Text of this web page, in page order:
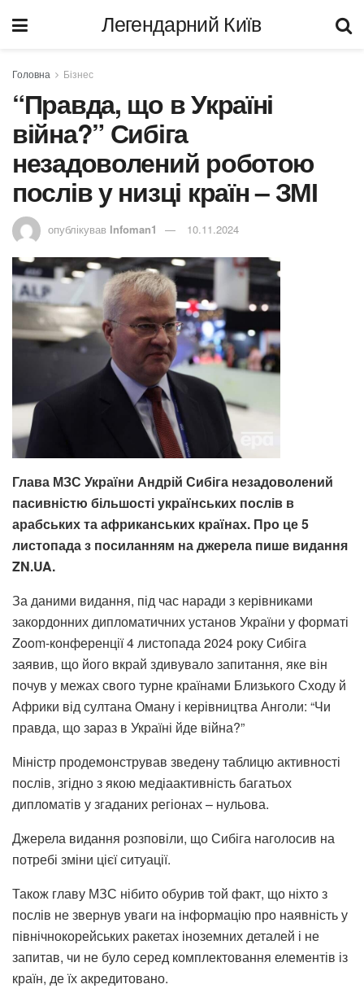
Легендарний Київ
Головна Бізнес
“Правда, що в Україні
війна?” Сибіга
незадоволений роботою
послів у низці країн – ЗМІ
опублікував Infoman1 10.11.2024
Глава МЗС України Андрій Сибіга незадоволений
пасивністю більшості українських послів в
арабських та африканських країнах. Про це 5
листопада з посиланням на джерела пише видання
ZN.UA.
За даними видання, під час наради з керівниками
закордонних дипломатичних установ України у форматі
Zoom-конференції 4 листопада 2024 року Сибіга
заявив, що його вкрай здивувало запитання, яке він
почув у межах свого турне країнами Близького Сходу й
Африки від султана Оману і керівництва Анголи: “Чи
правда, що зараз в Україні йде війна?”
Міністр продемонстрував зведену таблицю активності
послів, згідно з якою медіаактивність багатьох
дипломатів у згаданих регіонах – нульова.
Джерела видання розповіли, що Сибіга наголосив на
потребі зміни цієї ситуації.
Також главу МЗС нібито обурив той факт, що ніхто з
послів не звернув уваги на інформацію про наявність у
північнокорейських ракетах іноземних деталей і не
запитав, чи не було серед комплектовання елементів із
країн, де їх акредитовано.